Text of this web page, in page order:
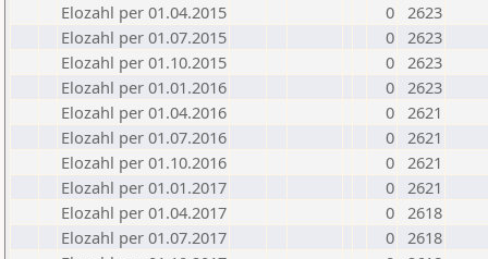
Elozahl per 01.04.2015
0 2623
Elozahl per 01.07.2015
0 2623
Elozahl per 01.10.2015
0 2623
Elozahl per 01.01.2016
0 2623
Elozahl per 01.04.2016
0 2621
Elozahl per 01.07.2016
0 2621
Elozahl per 01.10.2016
0 2621
Elozahl per 01.01.2017
0 2621
Elozahl per 01.04.2017
0 2618
Elozahl per 01.07.2017
0 2618